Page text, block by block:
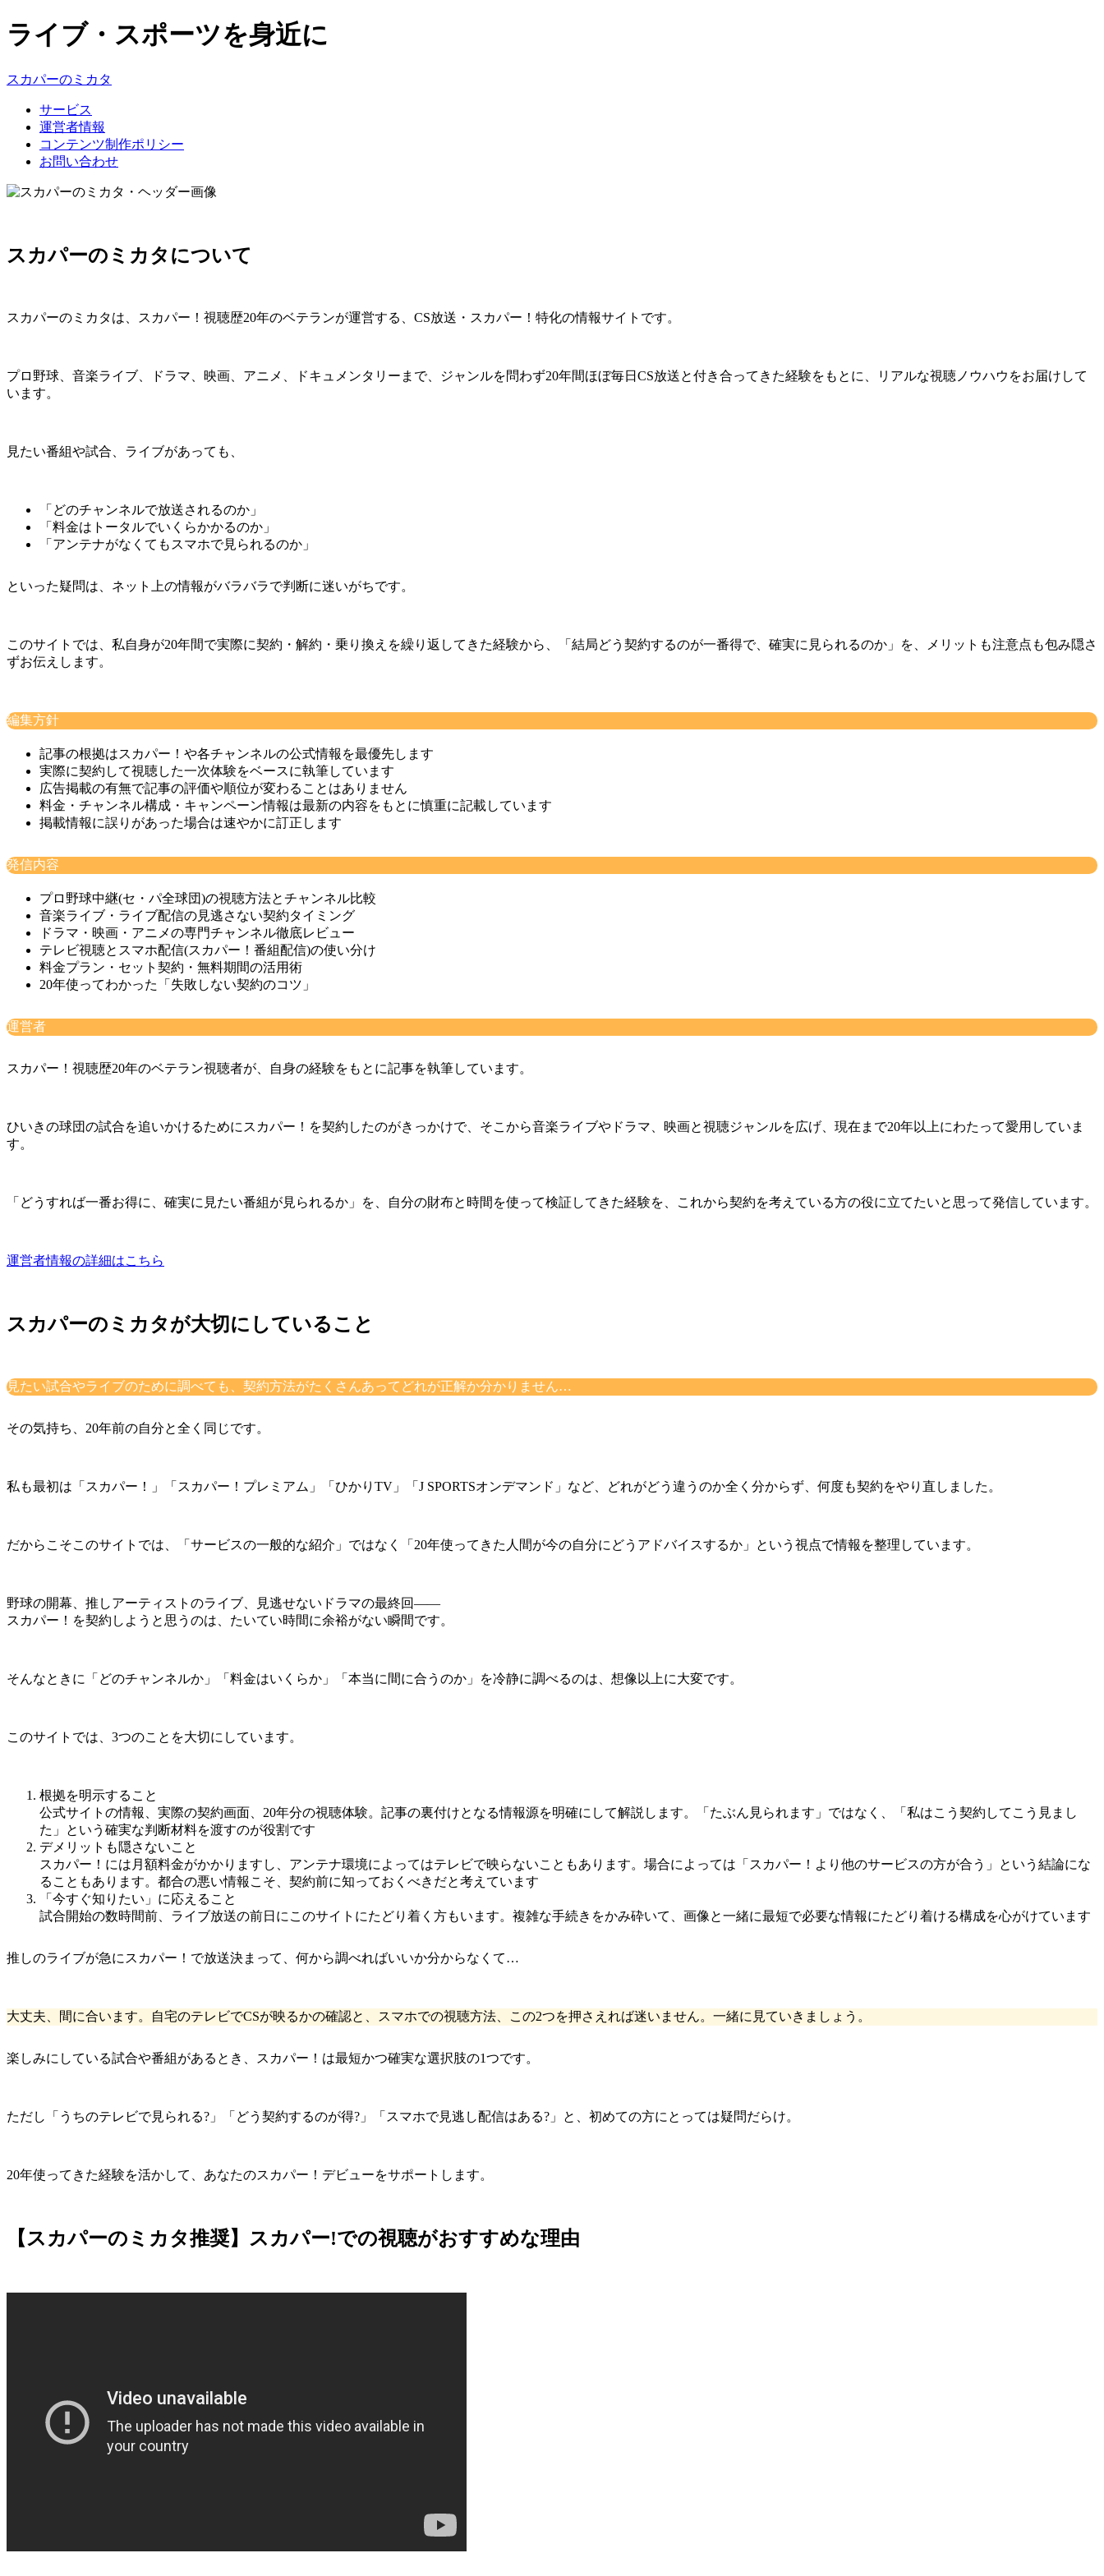
ライブ・スポーツを身近に
スカパーのミカタ
サービス
運営者情報
コンテンツ制作ポリシー
お問い合わせ
スカパーのミカタについて
スカパーのミカタは、 スカパー！視聴歴20年のベテランが運営する、CS放送・スカパー！特化の情報サイト です。
プロ野球、音楽ライブ、ドラマ、映画、アニメ、ドキュメンタリーまで、ジャンルを問わず20年間ほぼ毎日CS放送と付き合ってきた経験をもとに、リアルな視聴ノウハウをお届けして
います。
見たい番組や試合、ライブがあっても、
「どのチャンネルで放送されるのか」
「料金はトータルでいくらかかるのか」
「アンテナがなくてもスマホで見られるのか」
といった疑問は、ネット上の情報がバラバラで判断に迷いがちです。
このサイトでは、私自身が20年間で実際に契約・解約・乗り換えを繰り返してきた経験から、
「結局どう契約するのが一番得で、確実に見られるのか」を、メリットも注意点も包み隠さ
ずお伝えします。
編集方針
記事の根拠はスカパー！や各チャンネルの公式情報を最優先します
実際に契約して視聴した一次体験をベースに執筆しています
広告掲載の有無で記事の評価や順位が変わることはありません
料金・チャンネル構成・キャンペーン情報は最新の内容をもとに慎重に記載しています
掲載情報に誤りがあった場合は速やかに訂正します
発信内容
プロ野球中継(セ・パ全球団)の視聴方法とチャンネル比較
音楽ライブ・ライブ配信の見逃さない契約タイミング
ドラマ・映画・アニメの専門チャンネル徹底レビュー
テレビ視聴とスマホ配信(スカパー！番組配信)の使い分け
料金プラン・セット契約・無料期間の活用術
20年使ってわかった「失敗しない契約のコツ」
運営者
スカパー！視聴歴20年のベテラン視聴者が、自身の経験をもとに記事を執筆しています。
ひいきの球団の試合を追いかけるためにスカパー！を契約したのがきっかけで、そこから音楽ライブやドラマ、映画と視聴ジャンルを広げ、現在まで20年以上にわたって愛用していま
す。
「どうすれば一番お得に、確実に見たい番組が見られるか」を、自分の財布と時間を使って検証してきた経験を、これから契約を考えている方の役に立てたいと思って発信しています。
運営者情報の詳細はこちら
スカパーのミカタが大切にしていること
見たい試合やライブのために調べても、契約方法がたくさんあってどれが正解か分かりません…
その気持ち、20年前の自分と全く同じです。
私も最初は「スカパー！」「スカパー！プレミアム」「ひかりTV」「J SPORTSオンデマンド」など、どれがどう違うのか全く分からず、何度も契約をやり直しました。
だからこそこのサイトでは、 「サービスの一般的な紹介」ではなく「20年使ってきた人間が今の自分にどうアドバイスするか」という視点で情報 を整理しています。
野球の開幕、推しアーティストのライブ、見逃せないドラマの最終回——
スカパー！を契約しようと思うのは、たいてい時間に余裕がない瞬間です。
そんなときに「どのチャンネルか」「料金はいくらか」「本当に間に合うのか」を冷静に調べるのは、想像以上に大変です。
このサイトでは、3つのことを大切にしています。
根拠を明示すること
公式サイトの情報、実際の契約画面、20年分の視聴体験。記事の裏付けとなる情報源を明確にして解説します。「たぶん見られます」ではなく、「私はこう契約してこう見まし
た」という確実な判断材料を渡すのが役割です
デメリットも隠さないこと
スカパー！には月額料金がかかりますし、アンテナ環境によってはテレビで映らないこともあります。場合によっては「スカパー！より他のサービスの方が合う」という結論にな
ることもあります。都合の悪い情報こそ、契約前に知っておくべきだと考えています
「今すぐ知りたい」に応えること
試合開始の数時間前、ライブ放送の前日にこのサイトにたどり着く方もいます。複雑な手続きをかみ砕いて、画像と一緒に最短で必要な情報にたどり着ける構成を心がけています
推しのライブが急にスカパー！で放送決まって、何から調べればいいか分からなくて…
大丈夫、間に合います。自宅のテレビでCSが映るかの確認と、スマホでの視聴方法、この2つを押さえれば迷いません。一緒に見ていきましょう。
楽しみにしている試合や番組があるとき、スカパー！は最短かつ確実な選択肢の1つです。
ただし「うちのテレビで見られる?」「どう契約するのが得?」「スマホで見逃し配信はある?」と、初めての方にとっては疑問だらけ。
20年使ってきた経験を活かして、あなたのスカパー！デビューをサポートします。
【スカパーのミカタ推奨】スカパー!での視聴がおすすめな理由